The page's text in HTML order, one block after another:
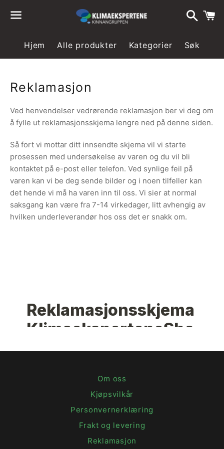
Søk
Hjem Alle produkter Kategorier Søk
Reklamasjon
Ved henvendelser vedrørende reklamasjon ber vi deg om
å fylle ut reklamasjonsskjema lengre ned på denne siden.
Så fort vi mottar ditt innsendte skjema vil vi starte
prosessen med undersøkelse av varen og du vil bli
kontaktet på e-post eller telefon. Ved synlige feil på
varen kan vi be deg sende bilder og i noen tilfeller kan
det hende vi må ha varen inn til oss. Vi sier at normal
saksgang kan være fra 7-14 virkedager, litt avhengig av
hvilken underleverandør hos oss det er snakk om.
Om oss
Kjøpsvilkår
Personvernerklæring
Frakt og levering
Reklamasjon